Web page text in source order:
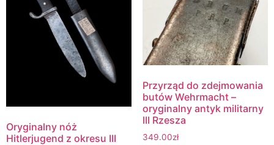
Oryginalny nóż
Hitlerjugend z okresu III
Przyrząd do zdejmowania
butów Wehrmacht –
oryginalny antyk militarny
III Rzesza
349.00zł